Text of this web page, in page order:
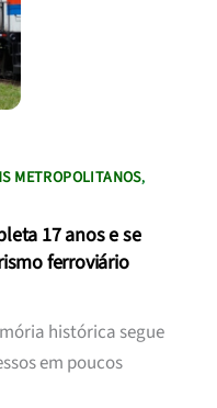
METROPOLITANOS,
17 anos e se
ferroviário
histórica segue
em poucos